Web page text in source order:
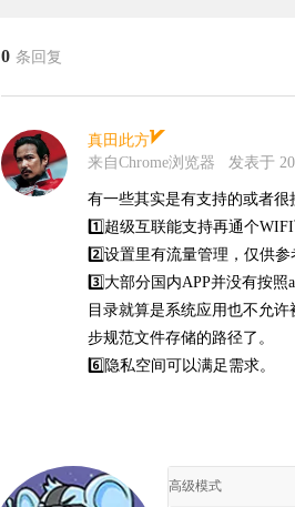
0 条回复
真田此方
来自Chrome浏览器
发表于
有一些其实是有支持的或者很
1️⃣超级互联能支持再通个
2️⃣设置里有流量管理，仅供
3️⃣大部分国内APP并没有按
目录就算是系统应用也不允
步规范文件存储的路径了。
6️⃣隐私空间可以满足需求。
高级模式